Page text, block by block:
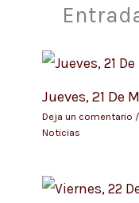
Jueves, 21 De
Deja un comentario /
Noticias